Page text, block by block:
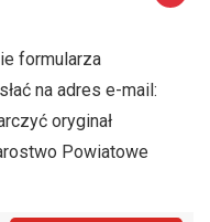
opcje
Deklaracja dostępności
formularza
na adres e-mail:
oryginał
Powiatowe